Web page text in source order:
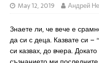
May 12, 2019 Андрей
Знаете ли, че вече е
да си с деца. Казвате си –
си казвах, до вчера.